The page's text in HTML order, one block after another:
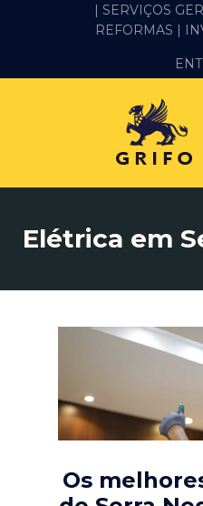
ALVENARIA E PEDREIRO
IMPERMEABILIZAÇÃO
REFORMA
| SERVIÇOS
REFORMAS |
Elétrica em
Os